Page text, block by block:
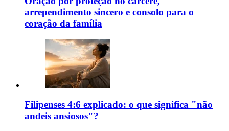
arrependimento sincero e consolo para o
coração da família
Filipenses 4:6 explicado: o que significa "não
andeis ansiosos"?